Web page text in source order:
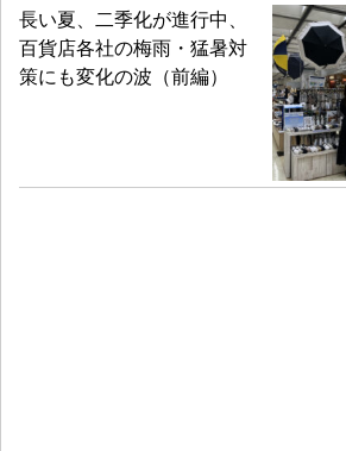
長い夏、二季化が進行中、
百貨店各社の梅雨・猛暑対
策にも変化の波（前編）